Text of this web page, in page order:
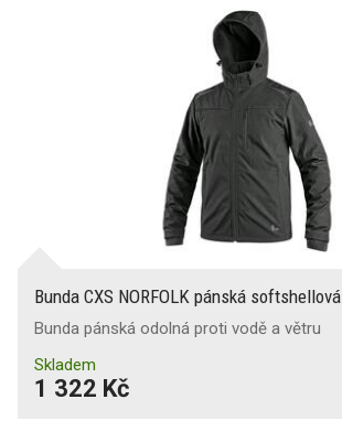
Bunda CXS NORFOLK pánská softshellová
Bunda pánská odolná proti vodě a větru
Skladem
1 322 Kč